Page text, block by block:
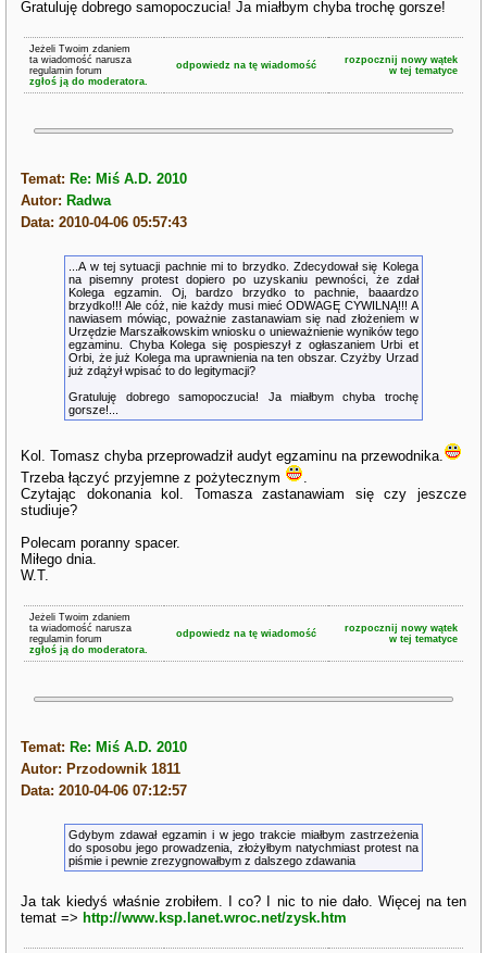
Gratuluję dobrego samopoczucia! Ja miałbym chyba trochę gorsze!
Jeżeli Twoim zdaniem
ta wiadomość narusza
regulamin forum
zgłoś ją do moderatora.
odpowiedz na tę wiadomość
rozpocznij nowy wątek
w tej tematyce
Temat: Re: Miś A.D. 2010
Autor: Radwa
Data: 2010-04-06 05:57:43
...A w tej sytuacji pachnie mi to brzydko. Zdecydował się Kolega
na pisemny protest dopiero po uzyskaniu pewności, że zdał
Kolega egzamin. Oj, bardzo brzydko to pachnie, baaardzo
brzydko!!! Ale cóż, nie każdy musi mieć ODWAGĘ CYWILNĄ!!! A
nawiasem mówiąc, poważnie zastanawiam się nad złożeniem w
Urzędzie Marszałkowskim wniosku o unieważnienie wyników tego
egzaminu. Chyba Kolega się pospieszył z ogłaszaniem Urbi et
Orbi, że już Kolega ma uprawnienia na ten obszar. Czyżby Urzad
już zdążył wpisać to do legitymacji?
Gratuluję dobrego samopoczucia! Ja miałbym chyba trochę
gorsze!...
Kol. Tomasz chyba przeprowadził audyt egzaminu na przewodnika.
Trzeba łączyć przyjemne z pożytecznym
.
Czytając dokonania kol. Tomasza zastanawiam się czy jeszcze
studiuje?
Polecam poranny spacer.
Miłego dnia.
W.T.
Jeżeli Twoim zdaniem
ta wiadomość narusza
regulamin forum
zgłoś ją do moderatora.
odpowiedz na tę wiadomość
rozpocznij nowy wątek
w tej tematyce
Temat: Re: Miś A.D. 2010
Autor: Przodownik 1811
Data: 2010-04-06 07:12:57
Gdybym zdawał egzamin i w jego trakcie miałbym zastrzeżenia
do sposobu jego prowadzenia, złożyłbym natychmiast protest na
piśmie i pewnie zrezygnowałbym z dalszego zdawania
Ja tak kiedyś właśnie zrobiłem. I co? I nic to nie dało. Więcej na ten
temat => http://www.ksp.lanet.wroc.net/zysk.htm